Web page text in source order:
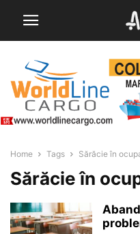
Home Tags Sărăcie în
Sărăcie în